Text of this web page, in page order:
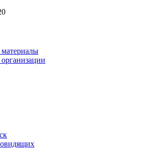
материалы